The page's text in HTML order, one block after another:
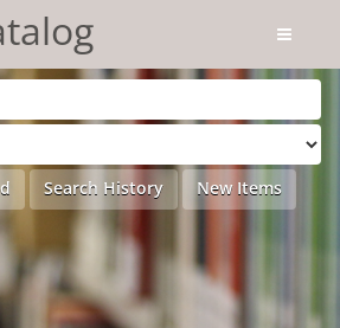
for search '
Search History
New Items